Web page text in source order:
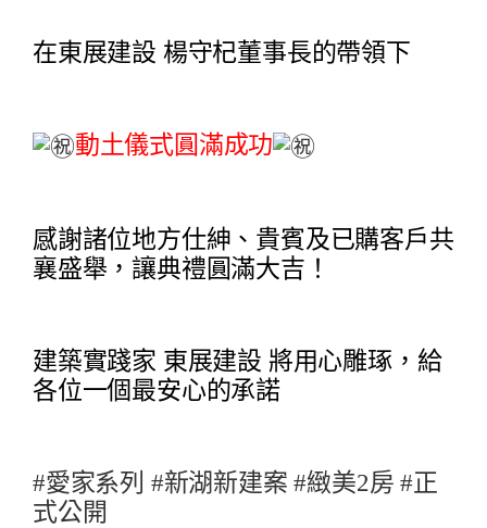
在東展建設 楊守杞董事長的帶領下
動土儀式圓滿成功
感謝諸位地方仕紳、貴賓及已購客戶共
襄盛舉，讓典禮圓滿大吉！
建築實踐家 東展建設 將用心雕琢，給
各位一個最安心的承諾
#愛家系列 #新湖新建案 #緻美2房 #正
式公開